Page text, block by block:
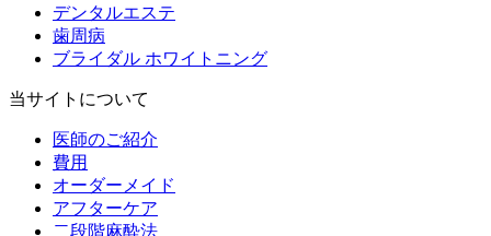
デンタルエステ
歯周病
ブライダル ホワイトニング
当サイトについて
医師のご紹介
費用
オーダーメイド
アフターケア
二段階麻酔法